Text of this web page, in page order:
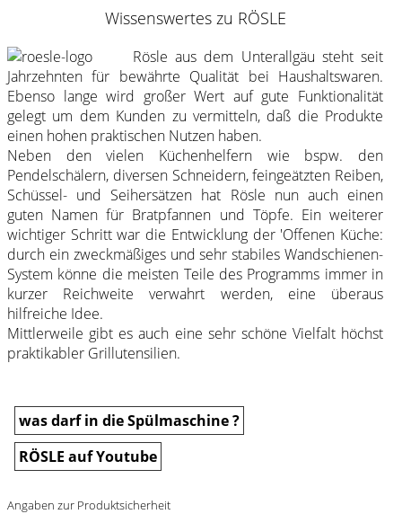
Wissenswertes zu RÖSLE
Rösle aus dem Unterallgäu steht seit
Jahrzehnten für bewährte Qualität bei Haushaltswaren.
Ebenso lange wird großer Wert auf gute Funktionalität
gelegt um dem Kunden zu vermitteln, daß die Produkte
einen hohen praktischen Nutzen haben.
Neben den vielen Küchenhelfern wie bspw. den
Pendelschälern, diversen Schneidern, feingeätzten Reiben,
Schüssel- und Seihersätzen hat Rösle nun auch einen
guten Namen für Bratpfannen und Töpfe. Ein weiterer
wichtiger Schritt war die Entwicklung der 'Offenen Küche:
durch ein zweckmäßiges und sehr stabiles Wandschienen-
System könne die meisten Teile des Programms immer in
kurzer Reichweite verwahrt werden, eine überaus
hilfreiche Idee.
Mittlerweile gibt es auch eine sehr schöne Vielfalt höchst
praktikabler Grillutensilien.
was darf in die Spülmaschine ?
RÖSLE auf Youtube
Angaben zur Produktsicherheit